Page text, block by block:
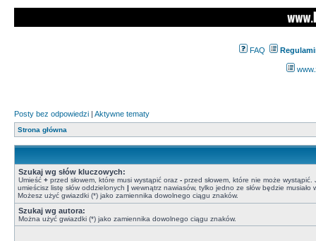
FAQ
Posty bez odpowiedzi | Aktywne tematy
Strona główna
Szukaj wg słów kluczowych:
Umieść + przed słowem, które musi wystąpić oraz - przed słowem, które nie może wystąpić.
umieścisz listę słów oddzielonych | wewnątrz nawiasów, tylko jedno ze słów będzie musiało
Możesz użyć gwiazdki (*) jako zamiennika dowolnego ciągu znaków.
Szukaj wg autora:
Można użyć gwiazdki (*) jako zamiennika dowolnego ciągu znaków.